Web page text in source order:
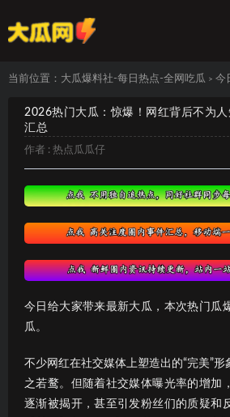
当前位置： 大瓜爆料社-每日热点-全网吃瓜 > 今
2026热门大瓜：惊爆！网红背后不为
汇总
作者 : 热点瓜瓜仔
今日给大家带来最新大瓜，本次热门瓜
瓜。
不少网红在社交媒体上塑造出的“完美”
之若鹜。但随着社交媒体曝光率的增加
逐渐被揭开，甚至引发粉丝们的质疑和